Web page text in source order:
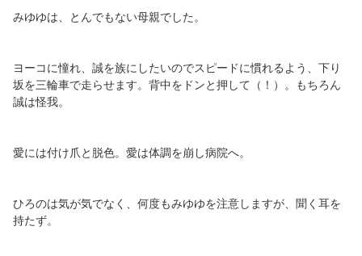
みゆゆは、とんでもない母親でした。
ヨーコに憧れ、誠を族にしたいのでスピードに慣れるよう、下り
坂を三輪車で走らせます。背中をドンと押して（！）。もちろん
誠は怪我。
愛には付け爪と脱色。愛は体調を崩し病院へ。
ひろのは気が気でなく、何度もみゆゆを注意しますが、聞く耳を
持たず。